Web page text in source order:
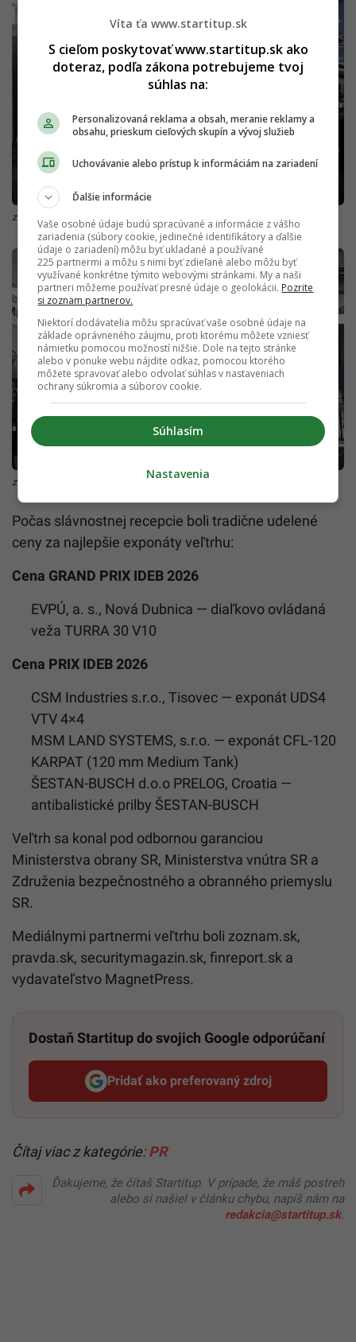
zdroj: Incheba Expo
zdroj: Incheba Expo
Počas slávnostnej recepcie boli tradične udelené
ceny za najlepšie exponáty veľtrhu:
Cena GRAND PRIX IDEB 2026
EVPÚ, a. s., Nová Dubnica — diaľkovo ovládaná
veža TURRA 30 V10
Cena PRIX IDEB 2026
CSM Industries s.r.o., Tisovec — exponát UDS4
VTV 4×4
MSM LAND SYSTEMS, s.r.o. — exponát CFL-120
KARPAT (120 mm Medium Tank)
ŠESTAN-BUSCH d.o.o PRELOG, Croatia —
antibalistické prilby ŠESTAN-BUSCH
Veľtrh sa konal pod odbornou garanciou
Ministerstva obrany SR, Ministerstva vnútra SR a
Združenia bezpečnostného a obranného priemyslu
SR.
Mediálnymi partnermi veľtrhu boli zoznam.sk,
pravda.sk, securitymagazin.sk, finreport.sk a
vydavateľstvo MagnetPress.
Dostaň Startitup do svojich Google odporúčaní
Pridať ako preferovaný zdroj
Startitup, odkaz sa otvorí v
Čítaj viac z kategórie:PR
Ďakujeme, že čítaš Startitup. V prípade, že máš postreh
alebo si našiel v článku chybu, napíš nám na
redakcia@startitup.sk.
Víta ťa www.startitup.sk
S cieľom poskytovať www.startitup.sk ako
doteraz, podľa zákona potrebujeme tvoj
súhlas na:
Personalizovaná reklama a obsah, meranie reklamy a
obsahu, prieskum cieľových skupín a vývoj služieb
Uchovávanie alebo prístup k informáciám na zariadení
Ďalšie informácie
Vaše osobné údaje budú spracúvané a informácie z vášho
zariadenia (súbory cookie, jedinečné identifikátory a ďalšie
údaje o zariadení) môžu byť ukladané a používané
225 partnermi a môžu s nimi byť zdieľané alebo môžu byť
využívané konkrétne týmito webovými stránkami. My a naši
partneri môžeme používať presné údaje o geolokácii. Pozrite
si zoznam partnerov.
Niektorí dodávatelia môžu spracúvať vaše osobné údaje na
základe oprávneného záujmu, proti ktorému môžete vzniesť
námietku pomocou možností nižšie. Dole na tejto stránke
alebo v ponuke webu nájdite odkaz, pomocou ktorého
môžete spravovať alebo odvolať súhlas v nastaveniach
ochrany súkromia a súborov cookie.
Súhlasím
Nastavenia